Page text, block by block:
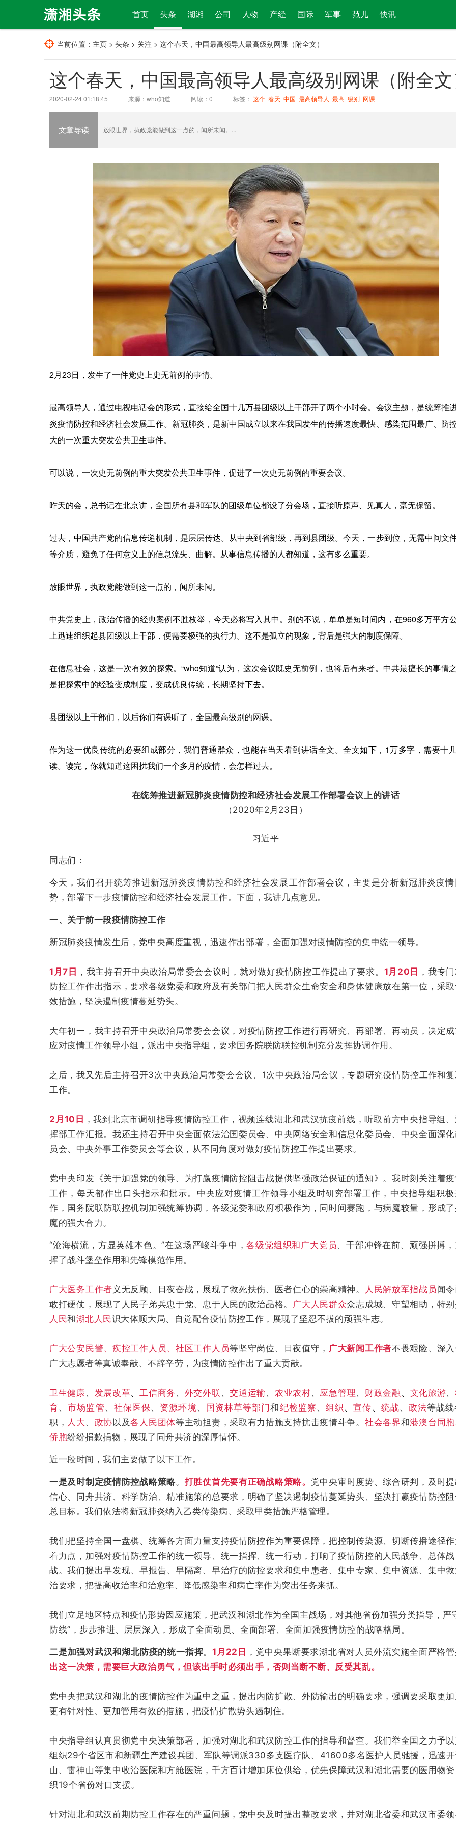
首页 头条 湖湘 公司 人物 产经 国际 军事 范儿 快讯
当前位置： 主页 > 头条 > 关注 > 这个春天，中国最高领导人最高级别网课（附全文）
这个春天，中国最高领导人最高级别网课（附全文
2020-02-24 01:18:45 来源：who知道 阅读： 0 标签： 这个 春天 中国 最高领导人 最高 级别 网课
文章导读 放眼世界，执政党能做到这一点的，闻所未闻。...
2月23日，发生了一件党史上史无前例的事情。
最高领导人，通过电视电话会的形式，直接给全国十几万县团级以上干部开了两个小时会。会议主题，是统筹推
炎疫情防控和经济社会发展工作。新冠肺炎，是新中国成立以来在我国发生的传播速度最快、感染范围最广、防
大的一次重大突发公共卫生事件。
可以说，一次史无前例的重大突发公共卫生事件，促进了一次史无前例的重要会议。
昨天的会，总书记在北京讲，全国所有县和军队的团级单位都设了分会场，直接听原声、见真人，毫无保留。
过去，中国共产党的信息传递机制，是层层传达。从中央到省部级，再到县团级。今天，一步到位，无需中间文
等介质，避免了任何意义上的信息流失、曲解。从事信息传播的人都知道，这有多么重要。
放眼世界，执政党能做到这一点的，闻所未闻。
中共党史上，政治传播的经典案例不胜枚举，今天必将写入其中。别的不说，单单是短时间内，在960多万平方
上迅速组织起县团级以上干部，便需要极强的执行力。这不是孤立的现象，背后是强大的制度保障。
在信息社会，这是一次有效的探索。“who知道”认为，这次会议既史无前例，也将后有来者。中共最擅长的事情
是把探索中的经验变成制度，变成优良传统，长期坚持下去。
县团级以上干部们，以后你们有课听了，全国最高级别的网课。
作为这一优良传统的必要组成部分，我们普通群众，也能在当天看到讲话全文。全文如下，1万多字，需要十
读。读完，你就知道这困扰我们一个多月的疫情，会怎样过去。
在统筹推进新冠肺炎疫情防控和经济社会发展工作部署会议上的讲话
（2020年2月23日）
习近平
同志们：
今天，我们召开统筹推进新冠肺炎疫情防控和经济社会发展工作部署会议，主要是分析新冠肺炎疫
势，部署下一步疫情防控和经济社会发展工作。下面，我讲几点意见。
一、关于前一段疫情防控工作
新冠肺炎疫情发生后，党中央高度重视，迅速作出部署，全面加强对疫情防控的集中统一领导。
1月7日 ，我主持召开中央政治局常委会会议时，就对做好疫情防控工作提出了要求。 1月20日 ，我专
防控工作作出指示，要求各级党委和政府及有关部门把人民群众生命安全和身体健康放在第一位，采
效措施，坚决遏制疫情蔓延势头。
大年初一，我主持召开中央政治局常委会会议，对疫情防控工作进行再研究、再部署、再动员，决定
应对疫情工作领导小组，派出中央指导组，要求国务院联防联控机制充分发挥协调作用。
之后，我又先后主持召开3次中央政治局常委会会议、1次中央政治局会议，专题研究疫情防控工作和
工作。
2月10日 ，我到北京市调研指导疫情防控工作，视频连线湖北和武汉抗疫前线，听取前方中央指导组
挥部工作汇报。我还主持召开中央全面依法治国委员会、中央网络安全和信息化委员会、中央全面深
员会、中央外事工作委员会等会议，从不同角度对做好疫情防控工作提出要求。
党中央印发《关于加强党的领导、为打赢疫情防控阻击战提供坚强政治保证的通知》。我时刻关注着
工作，每天都作出口头指示和批示。中央应对疫情工作领导小组及时研究部署工作，中央指导组积极
作，国务院联防联控机制加强统筹协调，各级党委和政府积极作为，同时间赛跑，与病魔较量，形成
魔的强大合力。
“沧海横流，方显英雄本色。”在这场严峻斗争中，各级党组织和广大党员 、干部冲锋在前、顽强拼搏
挥了战斗堡垒作用和先锋模范作用。
广大医务工作者 义无反顾、日夜奋战，展现了救死扶伤、医者仁心的崇高精神。 人民解放军指战员 闻令
敢打硬仗，展现了人民子弟兵忠于党、忠于人民的政治品格。 广大人民群众众志成城、守望相助，特别
人民和湖北人民识大体顾大局、自觉配合疫情防控工作，展现了坚忍不拔的顽强斗志。
广大公安民警、疾控工作人员、社区工作人员等坚守岗位、日夜值守， 广大新闻工作者不畏艰险、深入
广大志愿者等真诚奉献、不辞辛劳，为疫情防控作出了重大贡献。
卫生健康、 发展改革、工信商务 、 外交外联 、交通运输 、 农业农村、 应急管理、 财政金融 、 文化旅游、
育、市场监管 、 社保医保 、 资源环境、 国资林草等部门和纪检监察 、 组织 、宣传 、 统战、 政法等战
职， 人大 、 政协以及各人民团体等主动担责，采取有力措施支持抗击疫情斗争。 社会各界和港澳台同胞
侨胞纷纷捐款捐物，展现了同舟共济的深厚情怀。
近一段时间，我们主要做了以下工作。
一是及时制定疫情防控战略策略。 打胜仗首先要有正确战略策略。 党中央审时度势、综合研判，及时提
信心、同舟共济、科学防治、精准施策的总要求，明确了坚决遏制疫情蔓延势头、坚决打赢疫情防控
总目标。我们依法将新冠肺炎纳入乙类传染病、采取甲类措施严格管理。
我们把坚持全国一盘棋、统筹各方面力量支持疫情防控作为重要保障，把控制传染源、切断传播途径
着力点，加强对疫情防控工作的统一领导、统一指挥、统一行动，打响了疫情防控的人民战争、总体
战。我们提出早发现、早报告、早隔离、早治疗的防控要求和集中患者、集中专家、集中资源、集中
治要求，把提高收治率和治愈率、降低感染率和病亡率作为突出任务来抓。
我们立足地区特点和疫情形势因应施策，把武汉和湖北作为全国主战场，对其他省份加强分类指导，严
防线”，步步推进、层层深入，形成了全面动员、全面部署、全面加强疫情防控的战略格局。
二是加强对武汉和湖北防疫的统一指挥。1月22日 ，党中央果断要求湖北省对人员外流实施全面严格
出这一决策，需要巨大政治勇气，但该出手时必须出手，否则当断不断、反受其乱。
党中央把武汉和湖北的疫情防控作为重中之重，提出内防扩散、外防输出的明确要求，强调要采取更加
更有针对性、更加管用有效的措施，把疫情扩散势头遏制住。
中央指导组认真贯彻党中央决策部署，加强对湖北和武汉防控工作的指导和督查。我们举全国之力予以
组织29个省区市和新疆生产建设兵团、军队等调派330多支医疗队、41600多名医护人员驰援，迅速开
山、雷神山等集中收治医院和方舱医院，千方百计增加床位供给，优先保障武汉和湖北需要的医用物资
织19个省份对口支援。
针对湖北和武汉前期防控工作存在的严重问题，党中央及时提出整改要求，并对湖北省委和武汉市委